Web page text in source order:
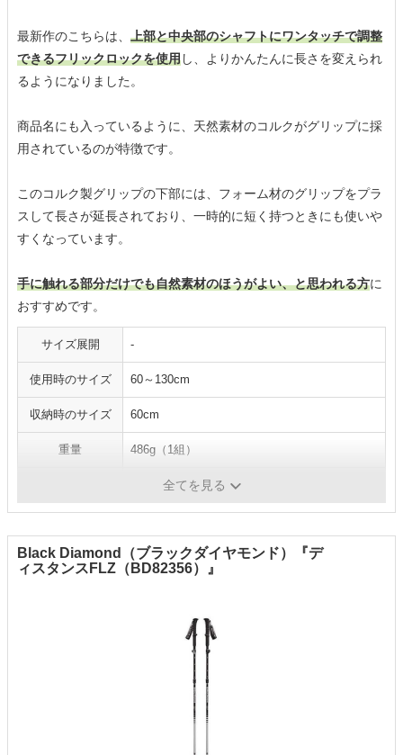
最新作のこちらは、 上部と中央部のシャフトにワンタッチで調整
できるフリックロックを使用し、よりかんたんに長さを変えられ
るようになりました。
商品名にも入っているように、天然素材のコルクがグリップに採
用されているのが特徴です。
このコルク製グリップの下部には、フォーム材のグリップをプラ
スして長さが延長されており、一時的に短く持つときにも使いや
すくなっています。
手に触れる部分だけでも自然素材のほうがよい、と思われる方に
おすすめです。
サイズ展開 -
使用時のサイズ 60～130cm
収納時のサイズ 60cm
重量 486g（1組）
カーボンファイバー
全てを見る
Black Diamond（ブラックダイヤモンド）『デ
ィスタンスFLZ（BD82356）』